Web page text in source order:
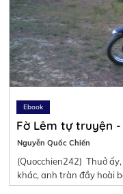
Ebook
Fờ Lêm tự truyện
Nguyễn Quốc Chiến
(Quocchien242) Thuở
khác, anh tràn đầy hoài